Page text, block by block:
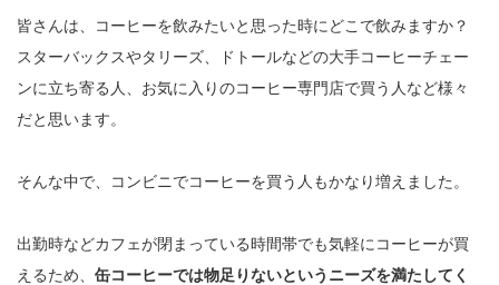
皆さんは、コーヒーを飲みたいと思った時にどこで飲みますか？
スターバックスやタリーズ、ドトールなどの大手コーヒーチェー
ンに立ち寄る人、お気に入りのコーヒー専門店で買う人など様々
だと思います。
そんな中で、コンビニでコーヒーを買う人もかなり増えました。
出勤時などカフェが閉まっている時間帯でも気軽にコーヒーが買
えるため、 缶コーヒーでは物足りないというニーズを満たしてく